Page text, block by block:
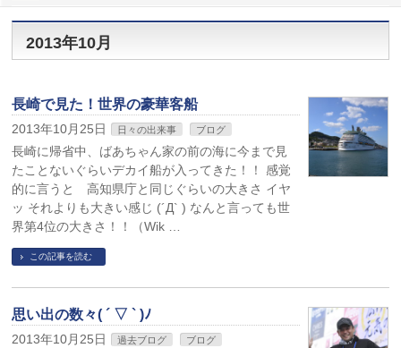
2013年10月
長崎で見た！世界の豪華客船
2013年10月25日 日々の出来事 ブログ
長崎に帰省中、ばあちゃん家の前の海に今まで見
たことないぐらいデカイ船が入ってきた！！ 感覚
的に言うと 高知県庁と同じぐらいの大きさ イヤ
ッ それよりも大きい感じ (´Д` ) なんと言っても世
界第4位の大きさ！！（Wik …
この記事を読む
思い出の数々( ´ ▽ ` )ﾉ
2013年10月25日 過去ブログ ブログ